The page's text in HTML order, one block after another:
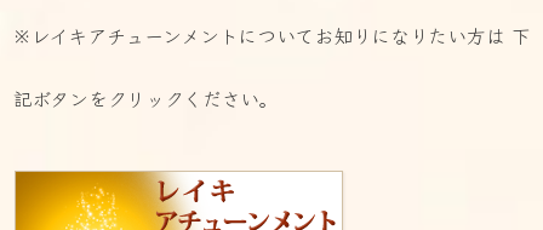
※レイキアチューンメントについてお知りになりたい方は 下
記ボタンをクリックください。